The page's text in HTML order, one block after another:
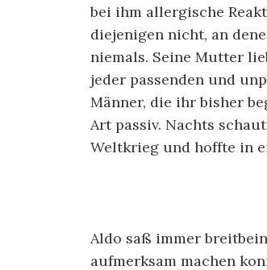
bei ihm allergische
diejenigen nicht, an
niemals. Seine Mutter
jeder passenden und
Männer, die ihr bisher
Art passiv. Nachts
Weltkrieg und hoffte in
Aldo saß immer
aufmerksam machen